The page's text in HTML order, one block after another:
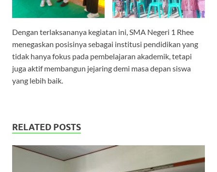
Dengan terlaksananya kegiatan ini, SMA Negeri 1 Rhee
menegaskan posisinya sebagai institusi pendidikan yang
tidak hanya fokus pada pembelajaran akademik, tetapi
juga aktif membangun jejaring demi masa depan siswa
yang lebih baik.
RELATED POSTS